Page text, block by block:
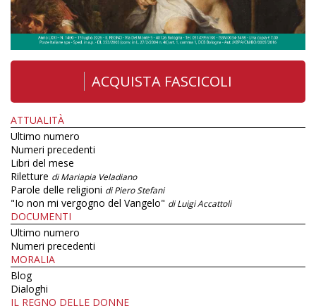
ACQUISTA FASCICOLI
ATTUALITÀ
Ultimo numero
Numeri precedenti
Libri del mese
Riletture di Mariapia Veladiano
Parole delle religioni di Piero Stefani
"Io non mi vergogno del Vangelo" di Luigi Accattoli
DOCUMENTI
Ultimo numero
Numeri precedenti
MORALIA
Blog
Dialoghi
IL REGNO DELLE DONNE